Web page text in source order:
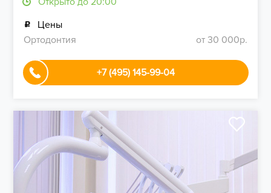
Цены
Ортодонтия
от 30 000р.
+7 (495) 145-99-04